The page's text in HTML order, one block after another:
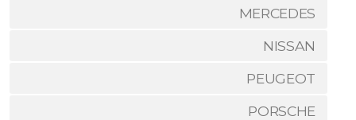
MERCEDES
NISSAN
PEUGEOT
PORSCHE